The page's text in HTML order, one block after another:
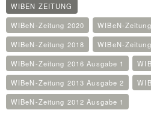
WIBEN ZEITUNG
WIBeN-Zeitung 2020
WIBeN-
WIBeN-Zeitung 2018
WIBeN-
WIBeN-Zeitung 2016 Ausgabe 1
WIBeN-Zeitung 2013 Ausgabe 2
WIBeN-Zeitung 2012 Ausgabe 1